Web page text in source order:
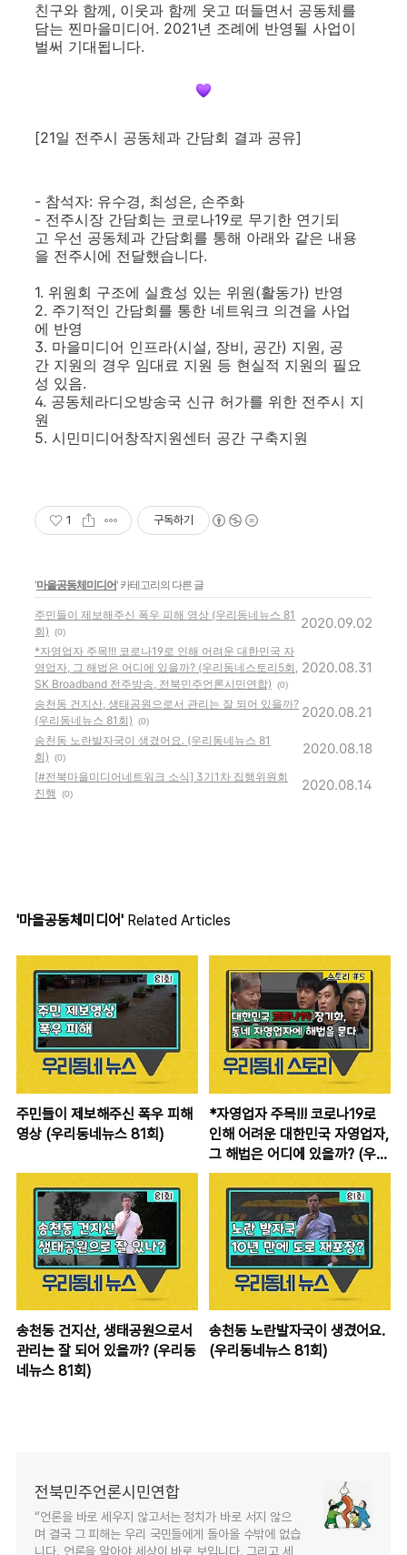
친구와 함께, 이웃과 함께 웃고 떠들면서 공동체를
담는 찐마을미디어. 2021년 조례에 반영될 사업이
벌써 기대됩니다.
[21일 전주시 공동체과 간담회 결과 공유]
- 참석자: 유수경, 최성은, 손주화
- 전주시장 간담회는 코로나19로 무기한 연기되
고 우선 공동체과 간담회를 통해 아래와 같은 내용
을 전주시에 전달했습니다.
1. 위원회 구조에 실효성 있는 위원(활동가) 반영
2. 주기적인 간담회를 통한 네트워크 의견을 사업
에 반영
3. 마을미디어 인프라(시설, 장비, 공간) 지원, 공
간 지원의 경우 임대료 지원 등 현실적 지원의 필요
성 있음.
4. 공동체라디오방송국 신규 허가를 위한 전주시 지
원
5. 시민미디어창작지원센터 공간 구축지원
1 구독하기
'마을공동체미디어' 카테고리의 다른 글
주민들이 제보해주신 폭우 피해 영상 (우리동네뉴스 81
회)
(0)
2020.09.02
*자영업자 주목!!! 코로나19로 인해 어려운 대한민국 자
영업자, 그 해법은 어디에 있을까? (우리동네스토리5회,
SK Broadband 전주방송, 전북민주언론시민연합)
(0)
2020.08.31
송천동 건지산, 생태공원으로서 관리는 잘 되어 있을까?
(우리동네뉴스 81회)
(0)
2020.08.21
송천동 노란발자국이 생겼어요. (우리동네뉴스 81
회)
(0)
2020.08.18
[#전북마을미디어네트워크 소식] 3기1차 집행위원회
진행
(0)
2020.08.14
'마을공동체미디어' Related Articles
주민들이 제보해주신 폭우 피해
영상 (우리동네뉴스 81회)
*자영업자 주목!!! 코로나19로
인해 어려운 대한민국 자영업자,
그 해법은 어디에 있을까? (우리
동네스토리5회, SK
Broadband 전주방송, 전북민
주언론시민연합)
송천동 건지산, 생태공원으로서
관리는 잘 되어 있을까? (우리동
네뉴스 81회)
송천동 노란발자국이 생겼어요.
(우리동네뉴스 81회)
전북민주언론시민연합
“언론을 바로 세우지 않고서는 정치가 바로 서지 않으
며 결국 그 피해는 우리 국민들에게 돌아올 수밖에 없습
니다. 언론을 알아야 세상이 바로 보입니다. 그리고 세